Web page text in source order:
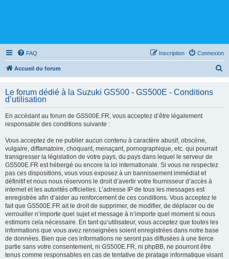
FAQ Connexion
Inscription
Accueil du forum
Le forum dédié à la Suzuki GS500 - GS500E - Conditions
d’utilisation
En accédant au forum de GS500E.FR, vous acceptez d’être légalement
responsable des conditions suivante :
Vous acceptez de ne publier aucun contenu à caractère abusif, obscène,
vulgaire, diffamatoire, choquant, menaçant, pornographique, etc. qui pourrait
transgresser la législation de votre pays, du pays dans lequel le serveur de
GS500E.FR est hébergé ou encore la loi internationale. Si vous ne respectez
pas ces dispositions, vous vous exposez à un bannissement immédiat et
définitif et nous nous réservons le droit d’avertir votre fournisseur d’accès à
internet et les autorités officielles. L’adresse IP de tous les messages est
enregistrée afin d’aider au renforcement de ces conditions. Vous acceptez le
fait que GS500E.FR ait le droit de supprimer, de modifier, de déplacer ou de
verrouiller n’importe quel sujet et message à n’importe quel moment si nous
estimons cela nécessaire. En tant qu’utilisateur, vous acceptez que toutes les
informations que vous avez renseignées soient enregistrées dans notre base
de données. Bien que ces informations ne seront pas diffusées à une tierce
partie sans votre consentement, ni GS500E.FR, ni phpBB, ne pourront être
tenus comme responsables en cas de tentative de piratage informatique visant